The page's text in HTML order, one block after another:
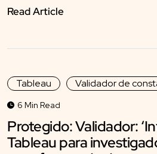
Read Article
Tableau Validador de
6 Min Read
Protegido: Validador:
Tableau para